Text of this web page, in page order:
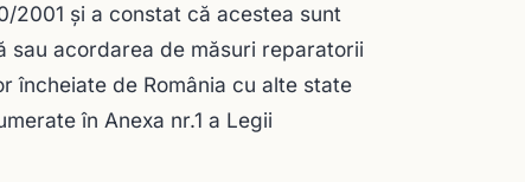
2001 și a constat că acestea sunt
sau acordarea de măsuri reparatorii
încheiate de România cu alte state
în Anexa nr.1 a Legii